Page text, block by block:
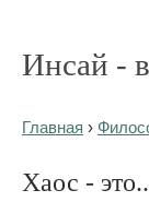
Инсай -
Главная ›
Хаос -